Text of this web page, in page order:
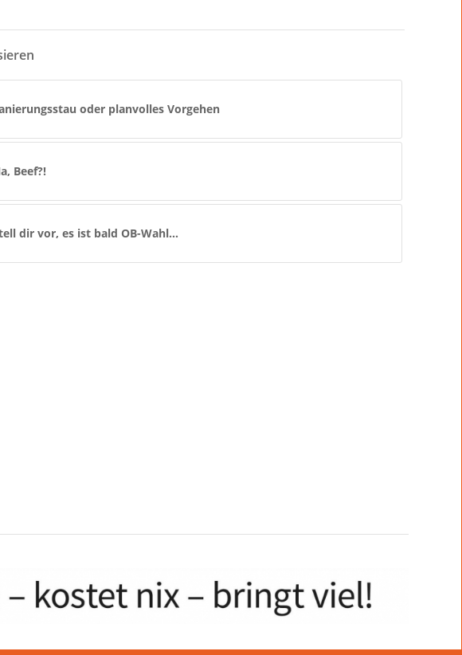
oder planvolles Vorgehen
Beef?!
dir vor, es ist bald OB-Wahl…